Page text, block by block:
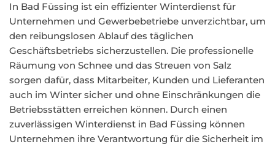
In Bad Füssing ist ein effizienter Winterdienst für
Unternehmen und Gewerbebetriebe unverzichtbar, um
den reibungslosen Ablauf des täglichen
Geschäftsbetriebs sicherzustellen. Die professionelle
Räumung von Schnee und das Streuen von Salz
sorgen dafür, dass Mitarbeiter, Kunden und Lieferanten
auch im Winter sicher und ohne Einschränkungen die
Betriebsstätten erreichen können. Durch einen
zuverlässigen Winterdienst in Bad Füssing können
Unternehmen ihre Verantwortung für die Sicherheit im